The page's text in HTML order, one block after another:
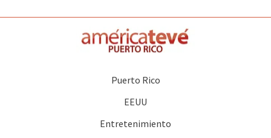
Puerto Rico
EEUU
Entretenimiento